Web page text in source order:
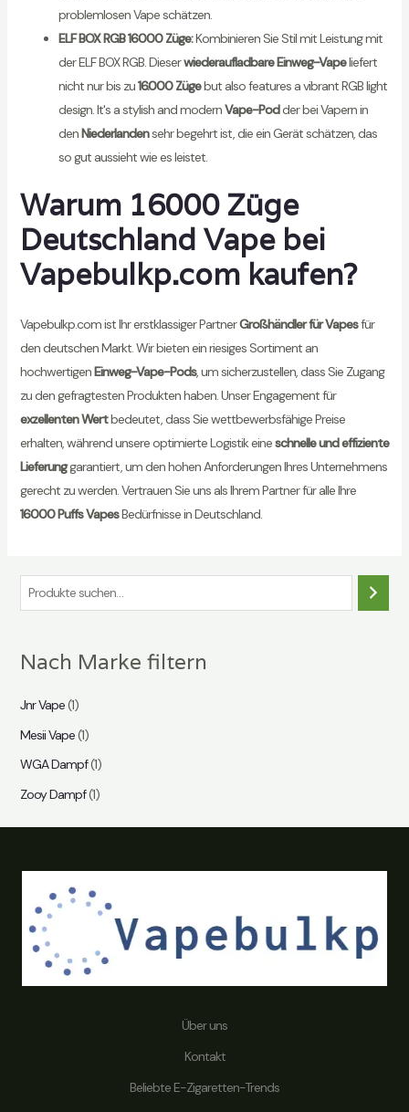
problemlosen Vape schätzen.
ELF BOX RGB 16000 Züge:Kombinieren Sie Stil mit Leistung mit
der ELF BOX RGB. Dieserwiederaufladbare Einweg-Vapeliefert
nicht nur bis zu16.000 Zügebut also features a vibrant RGB light
design. It's a stylish and modernVape-Podder bei Vapern in
denNiederlandensehr begehrt ist, die ein Gerät schätzen, das
so gut aussieht wie es leistet.
Warum 16000 Züge
Deutschland Vape bei
Vapebulkp.com kaufen?
Vapebulkp.com ist Ihr erstklassiger PartnerGroßhändler für Vapesfür
den deutschen Markt. Wir bieten ein riesiges Sortiment an
hochwertigen Einweg-Vape-Pods, um sicherzustellen, dass Sie Zugang
zu den gefragtesten Produkten haben. Unser Engagement für
exzellenten Wertbedeutet, dass Sie wettbewerbsfähige Preise
erhalten, während unsere optimierte Logistik eineschnelle und effiziente
Lieferunggarantiert, um den hohen Anforderungen Ihres Unternehmens
gerecht zu werden. Vertrauen Sie uns als Ihrem Partner für alle Ihre
16000 Puffs VapesBedürfnisse in Deutschland.
u
h
Nach Marke filtern
Jnr Vape(1)
Mesii Vape(1)
WGA Dampf(1)
Zooy Dampf(1)
Über uns
Kontakt
Beliebte E-Zigaretten-Trends